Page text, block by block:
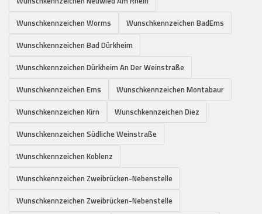
Wunschkennzeichen Worms
Wunschkennzeichen BadEms
Wunschkennzeichen Bad Dürkheim
Wunschkennzeichen Dürkheim An Der Weinstraße
Wunschkennzeichen Ems
Wunschkennzeichen Montabaur
Wunschkennzeichen Kirn
Wunschkennzeichen Diez
Wunschkennzeichen Südliche Weinstraße
Wunschkennzeichen Koblenz
Wunschkennzeichen Zweibrücken-Nebenstelle
Wunschkennzeichen Zweibrücken-Nebenstelle